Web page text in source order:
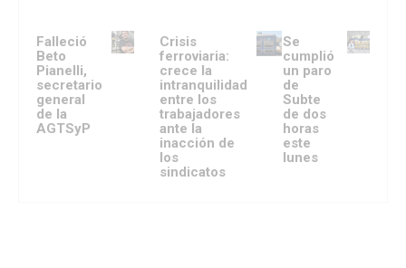
Falleció
Beto
Pianelli,
secretario
general
de la
AGTSyP
Crisis
ferroviaria:
crece la
intranquilidad
entre los
trabajadores
ante la
inacción de
los
sindicatos
Se
cumplió
un paro
de
Subte
de dos
horas
este
lunes